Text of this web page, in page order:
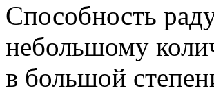
Способность
небольшому
в большой